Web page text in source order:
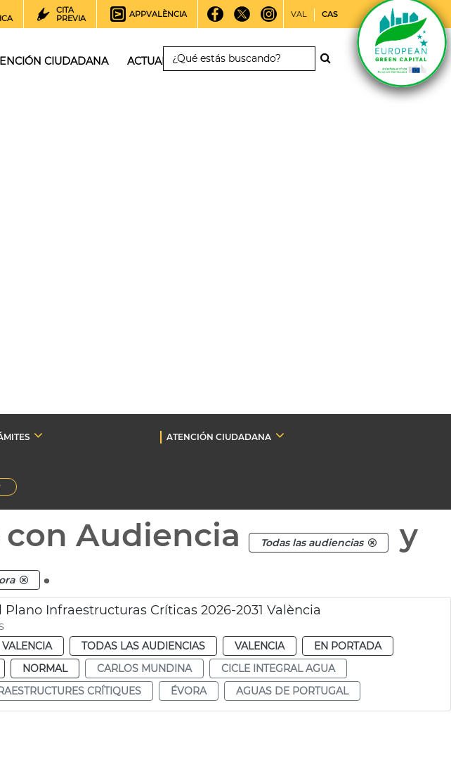
CITA
PREVIA
APPVALÈNCIA VAL CAS
CIUDADANA ACTUALIDAD
ATENCIÓN CIUDADANA
Audiencia Todas las audiencias
y
.
Infraestructuras Críticas 2026-2031 València
VALENCIA TODAS LAS AUDIENCIAS VALENCIA
EN PORTADA
NORMAL CARLOS MUNDINA
CICLE INTEGRAL AGUA
CRÍTIQUES ÉVORA AGUAS DE PORTUGAL